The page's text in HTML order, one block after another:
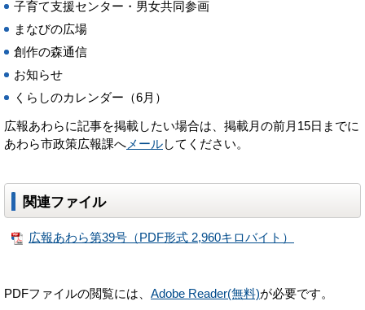
子育て支援センター・男女共同参画
まなびの広場
創作の森通信
お知らせ
くらしのカレンダー（6月）
広報あわらに記事を掲載したい場合は、掲載月の前月15日までに
あわら市政策広報課へ メールしてください。
関連ファイル
広報あわら第39号（PDF形式 2,960キロバイト）
PDFファイルの閲覧には、 Adobe Reader(無料)が必要です。